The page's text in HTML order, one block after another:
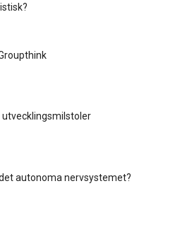
utvecklingsmilstoler
autonoma nervsystemet?